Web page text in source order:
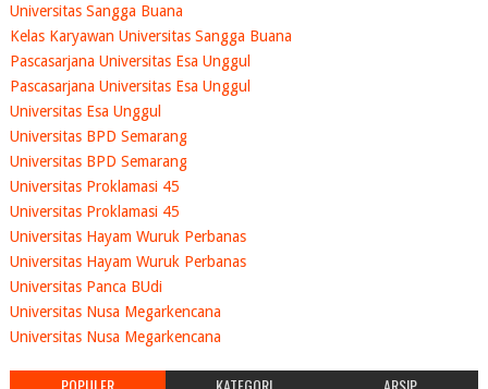
Universitas Sangga Buana
Kelas Karyawan Universitas Sangga Buana
Pascasarjana Universitas Esa Unggul
Pascasarjana Universitas Esa Unggul
Universitas Esa Unggul
Universitas BPD Semarang
Universitas BPD Semarang
Universitas Proklamasi 45
Universitas Proklamasi 45
Universitas Hayam Wuruk Perbanas
Universitas Hayam Wuruk Perbanas
Universitas Panca BUdi
Universitas Nusa Megarkencana
Universitas Nusa Megarkencana